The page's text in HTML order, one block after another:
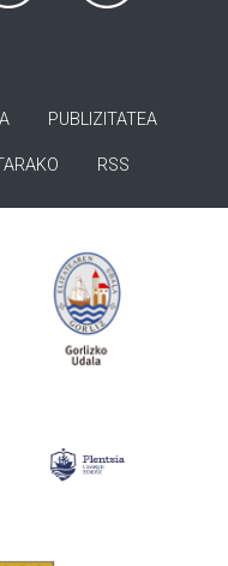
PUBLIZITATEA
RSS